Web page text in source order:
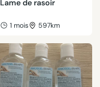
Lame de rasoir
1 mois 597km